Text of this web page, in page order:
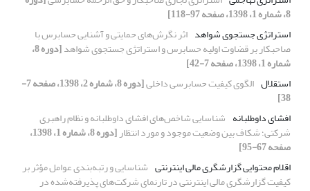
8، شماره 1، 1398، صفحه 97-118]
استراتژی جستجوی شواهد اثر نگرش‌های حمایتی و آشنایی حسابرس با
صاحبکار بر قضاوت اولیه حسابرس و استراتژی جستجوی شواهد [دوره 8،
شماره 1، 1398، صفحه 7-42]
استقلال الگوی کیفیت حسابرسی داخلی [دوره 8، شماره 2، 1398، صفحه 7-
38]
افشای داوطلبانه شناسایی شاخص‌های افشای داوطلبانه و نظام راهبری
شرکتی؛ شکاف بین وضعیت موجود و مورد انتظار [دوره 8، شماره 1، 1398،
صفحه 67-95]
اقلام محتوایی گزارشگری مالی اینترنتی شناسایی و رتبه‌بندی عوامل مؤثر بر
کیفیت گزارشگری مالی اینترنتی در تارنمای شرکت‌های پذیرفته‌شده در